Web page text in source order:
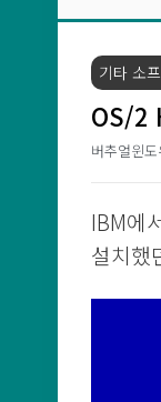
기타 소
OS/2
버추얼윈
IBM에
설치했